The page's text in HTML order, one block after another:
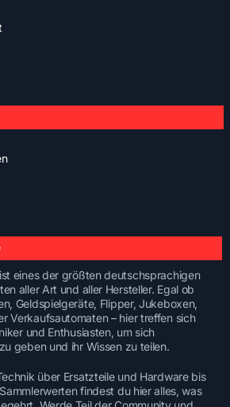
eines der größten deutschsprachigen
aller Art und aller Hersteller. Egal ob
Geldspielgeräte, Flipper, Jukeboxen,
Verkaufsautomaten – hier treffen sich
und Enthusiasten, um sich
geben und ihr Wissen zu teilen.
über Ersatzteile und Hardware bis
findest du hier alles, was